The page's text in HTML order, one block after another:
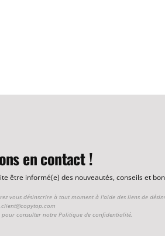
en contact !
être informé(e) des nouveautés, conseils et
vous désinscrire à tout moment à l'aide des liens de
pour consulter notre Politique de confidentialité.